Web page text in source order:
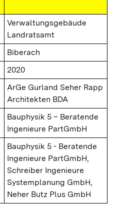
Verwaltungsgebäude
Landratsamt
Biberach
2020
ArGe Gurland Seher Rapp
Architekten BDA
Bauphysik 5 – Beratende
Ingenieure PartGmbH
Bauphysik 5 - Beratende
Ingenieure PartGmbH,
Schreiber Ingenieure
Systemplanung GmbH,
Neher Butz Plus GmbH